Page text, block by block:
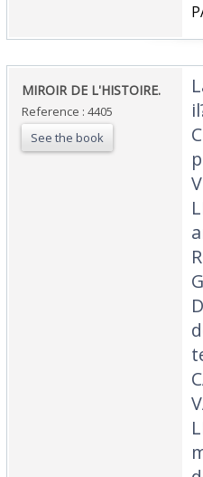
‎MIROIR DE L'HISTOIRE.‎
Reference : 4405
See the book